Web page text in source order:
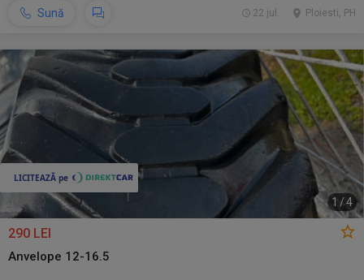
Sună Ploiesti, PH
22 jul.
1 /4
290 LEI
Anvelope 12-16.5